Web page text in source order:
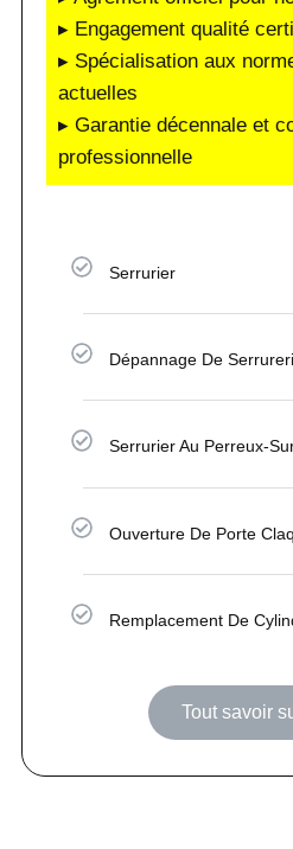
▸ Engagement qualité
▸ Spécialisation aux
actuelles
▸ Garantie décennale et
professionnelle
Serrurier
Dépannage De
Serrurier Au Perreux-
Ouverture De Porte
Remplacement De
Tout savoir